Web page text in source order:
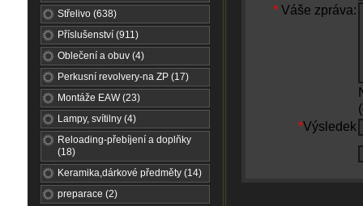
Střelivo (638)
Příslušenství (911)
Oblečení a obuv (4)
Perkusní revolvery-na ZP (17)
Montáže EAW (23)
Lampy, svítilny (4)
Reloading-přebíjení a doplňky
(18)
Keramika,dárkové předměty (14)
preparace (2)
* Váše zpráva:
*Výsledek